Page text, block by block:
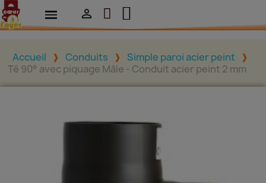

Accueil Conduits
Simple paroi acier peint
Té 90° avec piquage Mâle - Conduit acier peint 2 mm